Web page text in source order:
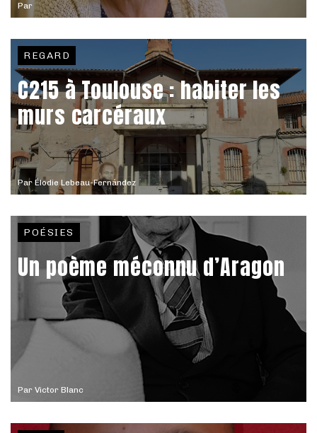
Par
Par Élodie Lebeau-Fernández
REGARD
C215 à Toulouse : habiter les
murs carcéraux
Par Victor Blanc
POÉSIES
Un poème méconnu d’Aragon